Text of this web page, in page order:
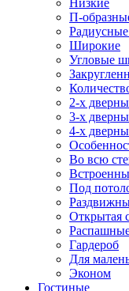
Низкие
П-
Широкие
Угловые
2-х
3-х
4-х
Во всю
Под
Открытая
Гардероб
Для
Эконом
Гостиные